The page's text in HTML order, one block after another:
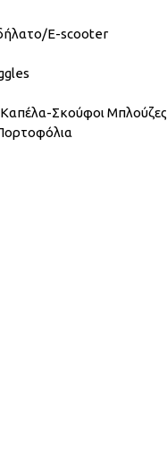
E-scooter
Καπέλα-Σκούφοι Μπλούζες